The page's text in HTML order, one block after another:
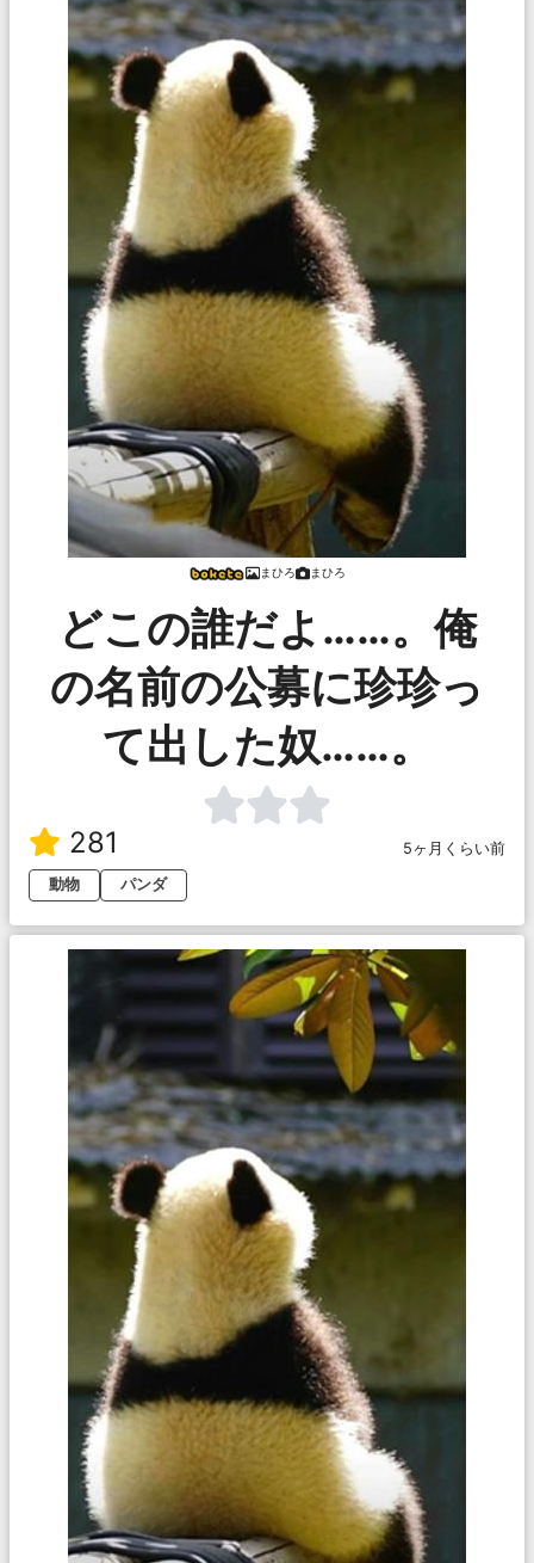
まひろ まひろ
どこの誰だよ……。俺
の名前の公募に珍珍っ
て出した奴……。
281
5ヶ月くらい前
動物
パンダ